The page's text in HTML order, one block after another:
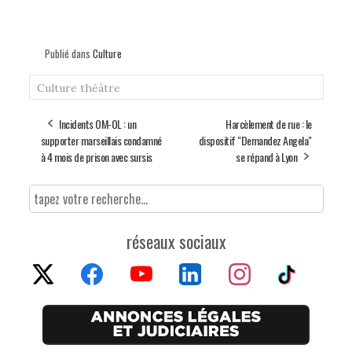
Publié dans Culture
Culture théâtre
Incidents OM-OL : un
supporter marseillais condamné
à 4 mois de prison avec sursis
Harcèlement de rue : le
dispositif "Demandez Angela"
se répand à Lyon
réseaux sociaux